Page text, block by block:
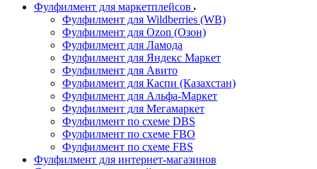
Фулфилмент для маркетплейсов
Фулфилмент для Wildberries (WB)
Фулфилмент для Ozon (Озон)
Фулфилмент для Ламода
Фулфилмент для Яндекс Маркет
Фулфилмент для Авито
Фулфилмент для Каспи (Казахстан)
Фулфилмент для Альфа-Маркет
Фулфилмент для Мегамаркет
Фулфилмент по схеме DBS
Фулфилмент по схеме FBO
Фулфилмент по схеме FBS
Фулфилмент для интернет-магазинов